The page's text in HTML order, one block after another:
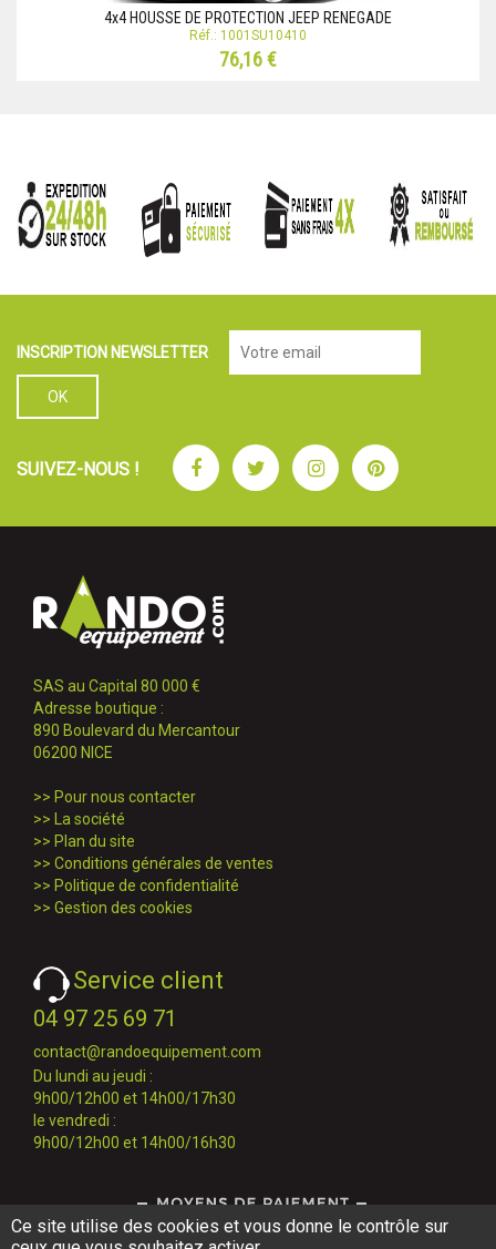
4x4 HOUSSE DE PROTECTION JEEP RENEGADE
Réf.: 1001SU10410
76,16 €
INSCRIPTION NEWSLETTER
SUIVEZ-NOUS ! FacebookTwitterInstagramPinterest
SAS au Capital 80 000 €
Adresse boutique :
890 Boulevard du Mercantour
06200 NICE
>> Pour nous contacter
>>
La société
>> Plan du site
>> Conditions générales de ventes
>> Politique de confidentialité
>> Gestion des cookies
Service client
04 97 25 69 71
contact@randoequipement.com
Du lundi au jeudi :
9h00/12h00 et 14h00/17h30
le vendredi :
9h00/12h00 et 14h00/16h30
Ce site utilise des cookies et vous donne le contrôle sur